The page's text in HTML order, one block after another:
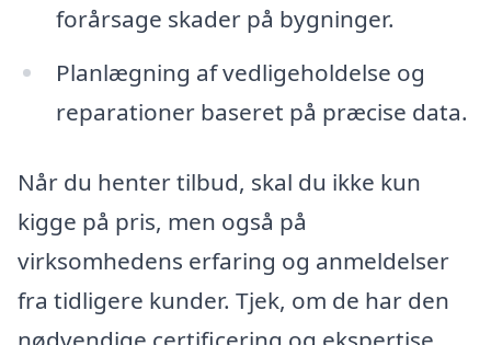
forårsage skader på bygninger.
Planlægning af vedligeholdelse og
reparationer baseret på præcise data.
Når du henter tilbud, skal du ikke kun
kigge på pris, men også på
virksomhedens erfaring og anmeldelser
fra tidligere kunder. Tjek, om de har den